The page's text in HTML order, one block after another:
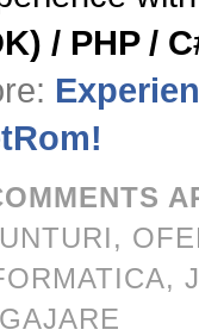
/ PHP /
,
,